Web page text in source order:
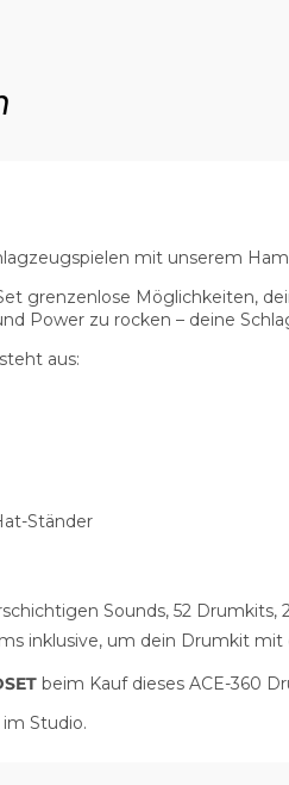
mit unserem
grenzenlose Möglichkeiten,
Power zu rocken – deine
aus:
Ständer
Sounds, 52
inklusive, um dein Drumkit
beim Kauf dieses ACE-360
Studio.